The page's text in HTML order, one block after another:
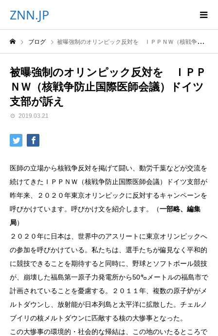
ZNN.JP
ブログ 被曝強制のオリンピック反対を ＩＰＰＮＷ（核戦争防止国際医師会議）ドイツ支部が訴え
被曝強制のオリンピック反対を ＩＰＰ
ＮＷ（核戦争防止国際医師会議）ドイツ
支部が訴え
2019.03.21
医師の立場から核戦争反対を掲げて闘い、動労千葉などが交流を
続けてきたＩＰＰＮＷ（核戦争防止国際医師会議）ドイツ支部が
昨年来、２０２０年東京オリンピックに反対するキャンペーンを
呼びかけています。呼びかけ文を紹介します。（一部略、編集
局）
２０２０年に日本は、世界中のアスリートに東京オリンピックへ
の参加を呼びかけている。私たちは、選手たちが偏見なく平和的
に競技できることを期待すると同時に、野球とソフトボール競技
が、崩壊した福島第一原子力発電所から50㌔メートルの福島市で
計画されていることを憂慮する。２０１１年、複数の原子炉がメ
ルトダウンし、放射能が日本列島と太平洋に拡散した。チェルノ
ブイリの核メルトダウンに匹敵する核の大惨事となった。
この大惨事の環境的・社会的な帰結は、この地のいたるところで